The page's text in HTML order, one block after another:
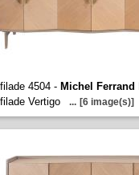
4504 - Michel Ferrand
Vertigo
... [6 image(s)]